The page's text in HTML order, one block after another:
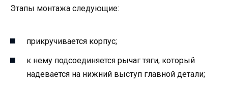
Этапы монтажа следующие:
прикручивается корпус;
к нему подсоединяется рычаг тяги, который
надевается на нижний выступ главной детали;